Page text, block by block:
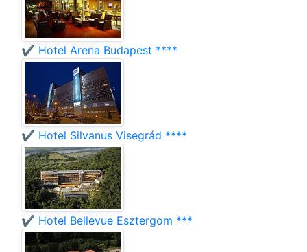
✔️ Hotel Arena Budapest ****
✔️ Hotel Silvanus Visegrád ****
✔️ Hotel Bellevue Esztergom ***